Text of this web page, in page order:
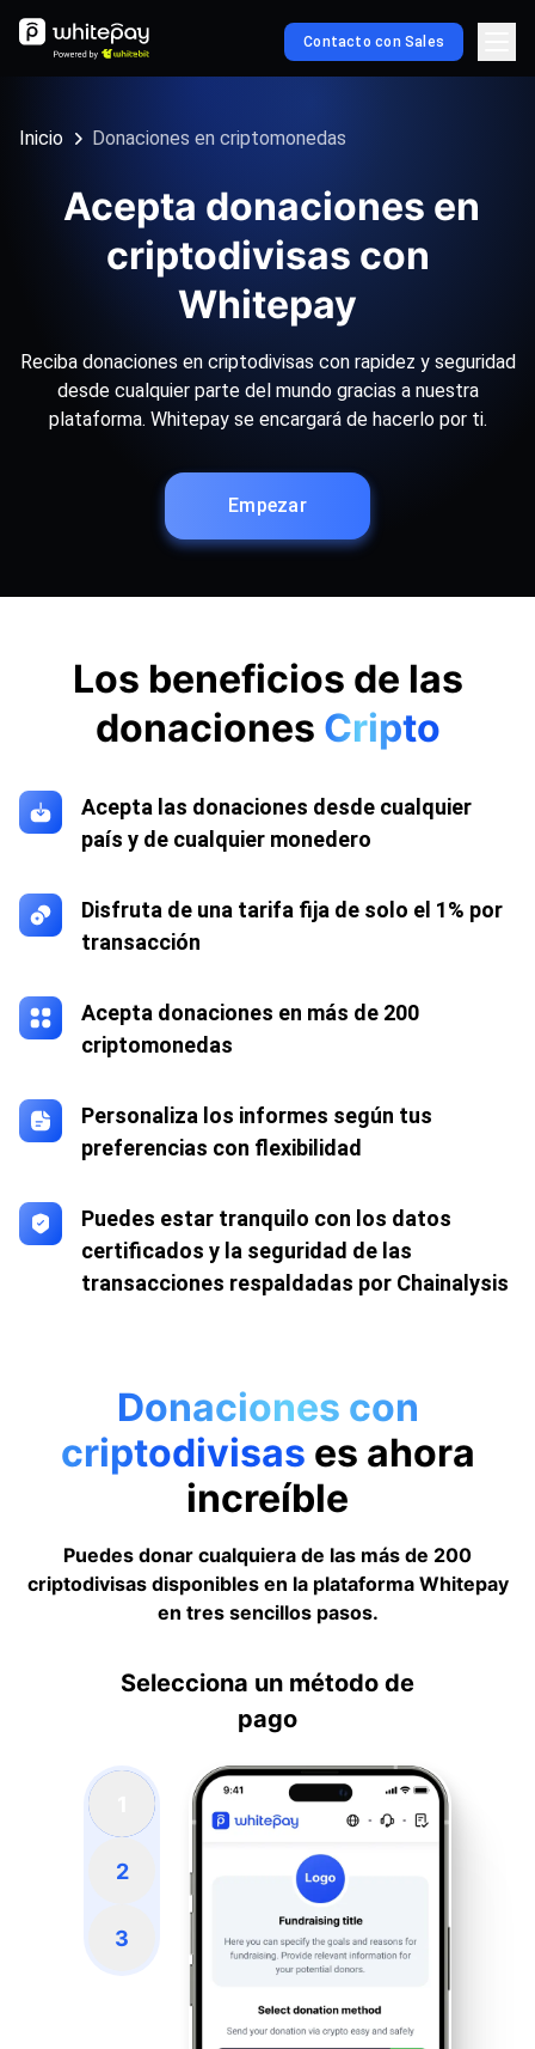
Contacto con Sales
Inicio Donaciones en criptomonedas
Acepta donaciones en
criptodivisas con
Whitepay
Reciba donaciones en criptodivisas con rapidez y seguridad
desde cualquier parte del mundo gracias a nuestra
plataforma. Whitepay se encargará de hacerlo por ti.
Empezar
Los beneficios de las
donaciones Cripto
Acepta las donaciones desde cualquier
país y de cualquier monedero
Disfruta de una tarifa fija de solo el 1% por
transacción
Acepta donaciones en más de 200
criptomonedas
Personaliza los informes según tus
preferencias con flexibilidad
Puedes estar tranquilo con los datos
certificados y la seguridad de las
transacciones respaldadas por Chainalysis
Donaciones con
criptodivisas es ahora
increíble
Puedes donar cualquiera de las más de 200
criptodivisas disponibles en la plataforma Whitepay
en tres sencillos pasos.
Selecciona un método de
pago
2
3